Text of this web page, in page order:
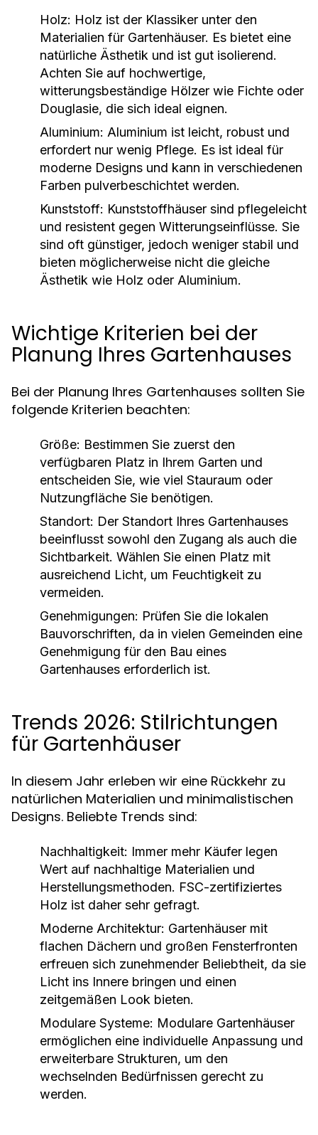
Holz: Holz ist der Klassiker unter den
Materialien für Gartenhäuser. Es bietet eine
natürliche Ästhetik und ist gut isolierend.
Achten Sie auf hochwertige,
witterungsbeständige Hölzer wie Fichte oder
Douglasie, die sich ideal eignen.
Aluminium: Aluminium ist leicht, robust und
erfordert nur wenig Pflege. Es ist ideal für
moderne Designs und kann in verschiedenen
Farben pulverbeschichtet werden.
Kunststoff: Kunststoffhäuser sind pflegeleicht
und resistent gegen Witterungseinflüsse. Sie
sind oft günstiger, jedoch weniger stabil und
bieten möglicherweise nicht die gleiche
Ästhetik wie Holz oder Aluminium.
Wichtige Kriterien bei der
Planung Ihres Gartenhauses
Bei der Planung Ihres Gartenhauses sollten Sie
folgende Kriterien beachten:
Größe: Bestimmen Sie zuerst den
verfügbaren Platz in Ihrem Garten und
entscheiden Sie, wie viel Stauraum oder
Nutzungfläche Sie benötigen.
Standort: Der Standort Ihres Gartenhauses
beeinflusst sowohl den Zugang als auch die
Sichtbarkeit. Wählen Sie einen Platz mit
ausreichend Licht, um Feuchtigkeit zu
vermeiden.
Genehmigungen: Prüfen Sie die lokalen
Bauvorschriften, da in vielen Gemeinden eine
Genehmigung für den Bau eines
Gartenhauses erforderlich ist.
Trends 2026: Stilrichtungen
für Gartenhäuser
In diesem Jahr erleben wir eine Rückkehr zu
natürlichen Materialien und minimalistischen
Designs. Beliebte Trends sind:
Nachhaltigkeit: Immer mehr Käufer legen
Wert auf nachhaltige Materialien und
Herstellungsmethoden. FSC-zertifiziertes
Holz ist daher sehr gefragt.
Moderne Architektur: Gartenhäuser mit
flachen Dächern und großen Fensterfronten
erfreuen sich zunehmender Beliebtheit, da sie
Licht ins Innere bringen und einen
zeitgemäßen Look bieten.
Modulare Systeme: Modulare Gartenhäuser
ermöglichen eine individuelle Anpassung und
erweiterbare Strukturen, um den
wechselnden Bedürfnissen gerecht zu
werden.